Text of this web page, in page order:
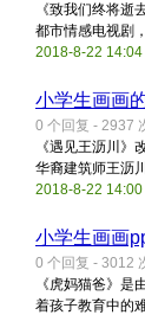
《致我们终将
都市情感电视剧
2018-8-22 14:04
小学生画画
0 个回复 - 2937
《遇见王沥川
华裔建筑师王沥
2018-8-22 14:00
小学生画画
0 个回复 - 3012
《虎妈猫爸》
着孩子教育中的